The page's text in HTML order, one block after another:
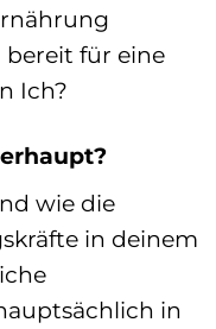
für eine
Ich?
wie die
in deinem
in